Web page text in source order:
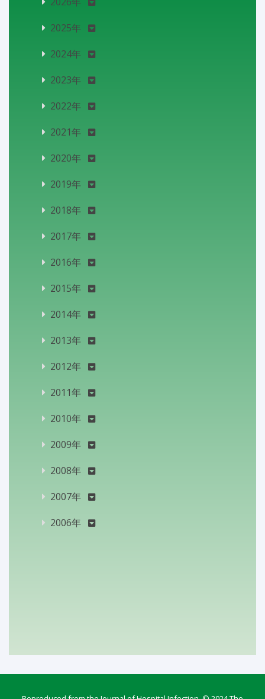
2025年
2024年
2023年
2022年
2021年
2020年
2019年
2018年
2017年
2016年
2015年
2014年
2013年
2012年
2011年
2010年
2009年
2008年
2007年
2006年